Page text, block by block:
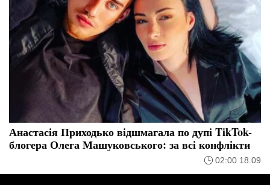
Анастасія Приходько відшмагала по дупі TikTok-
блогера Олега Машуковського: за всі конфлікти
02:00 18.09